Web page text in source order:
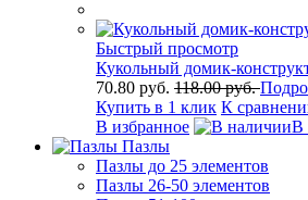
Быстрый просмотр
Кукольный домик-
70.80 руб. 118.00 руб.
Купить в 1 клик К
В избранное
В
Пазлы
Пазлы до 25 элементов
Пазлы 26-50 элементов